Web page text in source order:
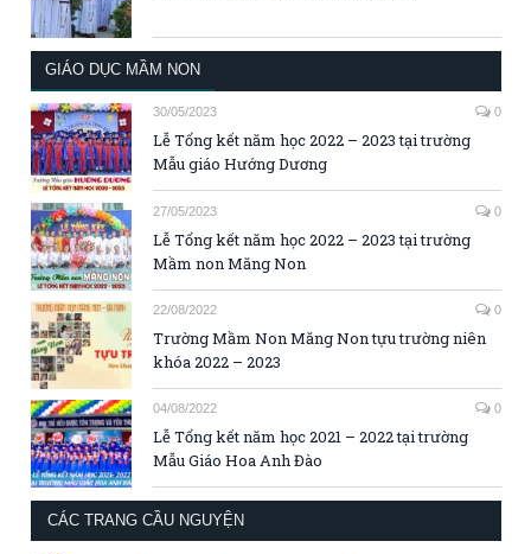
GIÁO DỤC MẦM NON
30/05/2023 0
Lễ Tổng kết năm học 2022 – 2023 tại trường
Mẫu giáo Hướng Dương
27/05/2023 0
Lễ Tổng kết năm học 2022 – 2023 tại trường
Mầm non Măng Non
22/08/2022 0
Trường Mầm Non Măng Non tựu trường niên
khóa 2022 – 2023
04/08/2022 0
Lễ Tổng kết năm học 2021 – 2022 tại trường
Mẫu Giáo Hoa Anh Đào
CÁC TRANG CẦU NGUYỆN